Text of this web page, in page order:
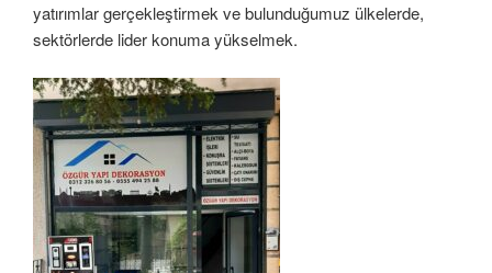
yatırımlar gerçekleştirmek ve bulunduğumuz ülkelerde,
sektörlerde lider konuma yükselmek.